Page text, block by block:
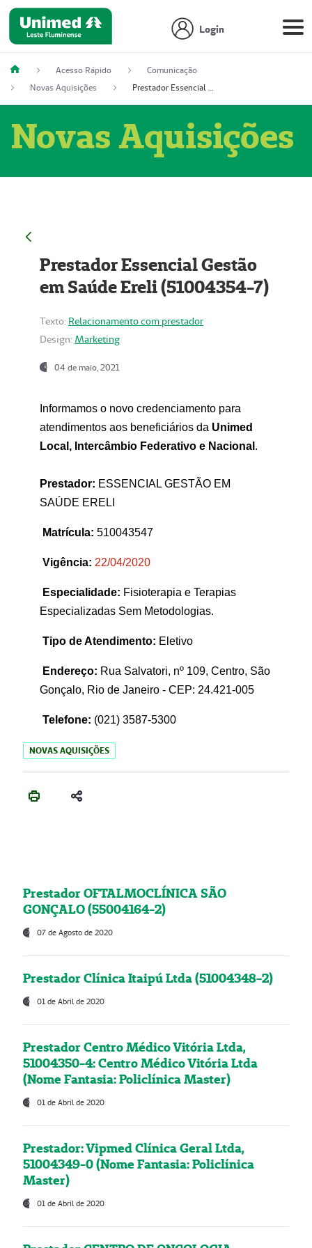
Login
Acesso Rápido
Comunicação
Novas Aquisições
Prestador Essencial Gestão em Saúde Ereli (51004354-7)
Novas Aquisições
Prestador Essencial Gestão
em Saúde Ereli (51004354-7)
Texto: Relacionamento com prestador
Design: Marketing
04 de maio, 2021
Informamos o novo credenciamento para
atendimentos aos beneficiários da Unimed
Local, Intercâmbio Federativo e Nacional .
Prestador: ESSENCIAL GESTÃO EM
SAÚDE ERELI
Matrícula: 510043547
Vigência: 22/04/2020
Especialidade: Fisioterapia e Terapias
Especializadas Sem Metodologias.
Tipo de Atendimento: Eletivo
Endereço: Rua Salvatori, nº 109, Centro, São
Gonçalo, Rio de Janeiro - CEP: 24.421-005
Telefone: (021) 3587-5300
NOVAS AQUISIÇÕES
Prestador OFTALMOCLÍNICA SÃO
GONÇALO (55004164-2)
07 de Agosto de 2020
Prestador Clínica Itaipú Ltda (51004348-2)
01 de Abril de 2020
Prestador Centro Médico Vitória Ltda,
51004350-4: Centro Médico Vitória Ltda
(Nome Fantasia: Policlínica Master)
01 de Abril de 2020
Prestador: Vipmed Clínica Geral Ltda,
51004349-0 (Nome Fantasia: Policlínica
Master)
01 de Abril de 2020